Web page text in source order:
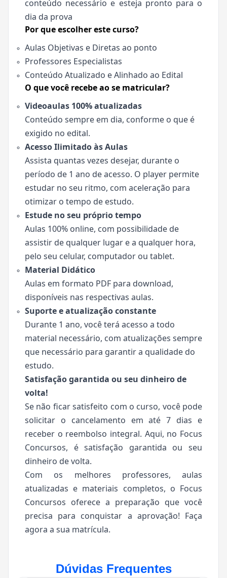
conteúdo necessário e esteja pronto para o
dia da prova
Por que escolher este curso?
Aulas Objetivas e Diretas ao ponto
Professores Especialistas
Conteúdo Atualizado e Alinhado ao Edital
O que você recebe ao se matricular?
Videoaulas 100% atualizadas
Conteúdo sempre em dia, conforme o que é
exigido no edital.
Acesso Ilimitado às Aulas
Assista quantas vezes desejar, durante o
período de 1 ano de acesso. O player permite
estudar no seu ritmo, com aceleração para
otimizar o tempo de estudo.
Estude no seu próprio tempo
Aulas 100% online, com possibilidade de
assistir de qualquer lugar e a qualquer hora,
pelo seu celular, computador ou tablet.
Material Didático
Aulas em formato PDF para download,
disponíveis nas respectivas aulas.
Suporte e atualização constante
Durante 1 ano, você terá acesso a todo
material necessário, com atualizações sempre
que necessário para garantir a qualidade do
estudo.
Satisfação garantida ou seu dinheiro de
volta!
Se não ficar satisfeito com o curso, você pode
solicitar o cancelamento em até 7 dias e
receber o reembolso integral. Aqui, no Focus
Concursos, é satisfação garantida ou seu
dinheiro de volta.
Com os melhores professores, aulas
atualizadas e materiais completos, o Focus
Concursos oferece a preparação que você
precisa para conquistar a aprovação! Faça
agora a sua matrícula.
Dúvidas Frequentes